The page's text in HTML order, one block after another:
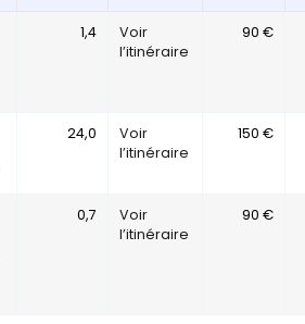
1,4
Voir
l’itinéraire
90 €
24,0
Voir
l’itinéraire
150 €
0,7
Voir
l’itinéraire
90 €